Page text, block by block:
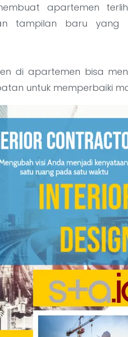
apartemen
tampilan baru yang
di apartemen bisa
untuk memperbaiki